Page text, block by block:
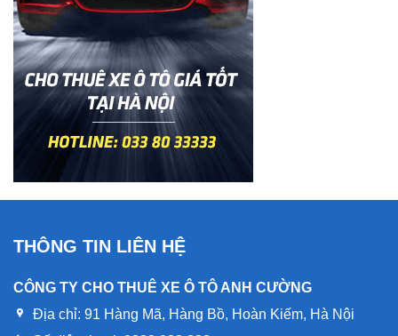
THÔNG TIN LIÊN HỆ
CÔNG TY CHO THUÊ XE Ô TÔ ANH CƯỜNG
Địa chỉ: 91 Hàng Mã, Hàng Bồ, Hoàn Kiếm, Hà Nội